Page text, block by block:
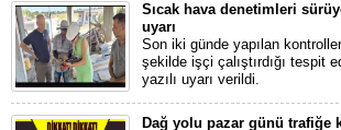
Sıcak hava denetimleri
uyarı
Son iki günde yapılan
şekilde işçi çalıştırdığı tespit
yazılı uyarı verildi.
Dağ yolu pazar günü trafiğe